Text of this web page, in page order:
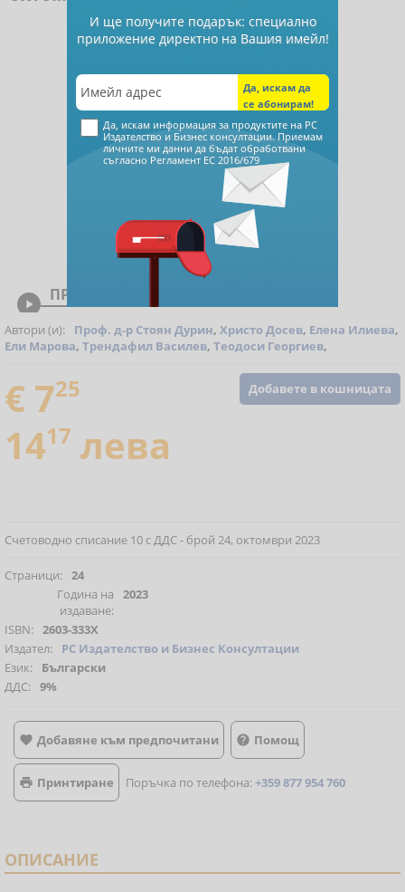
 ПРЕГЛЕД
Автори (и): Проф. д-р Стоян Дурин, Христо Досев, Елена Илиева,
Ели Марова, Трендафил Василев, Теодоси Георгиев,
Добавете в кошницата
€ 725
1417 лева
Счетоводно списание 10 с ДДС - брой 24, октомври 2023
Страници: 24
Година на
издаване:
2023
ISBN: 2603-333X
Издател:
РС Издателство и Бизнес Консултации
Език:
Български
ДДС: 9%
 Добавяне към предпочитани  Помощ
 Принтиране Поръчка по телефона:+359 877 954 760
ОПИСАНИЕ
И ще получите подарък: специално
приложение директно на Вашия имейл!
Да, искам информация за продуктите на РС
Издателство и Бизнес консултации. Приемам
личните ми данни да бъдат обработвани
съгласно Регламент ЕС 2016/679